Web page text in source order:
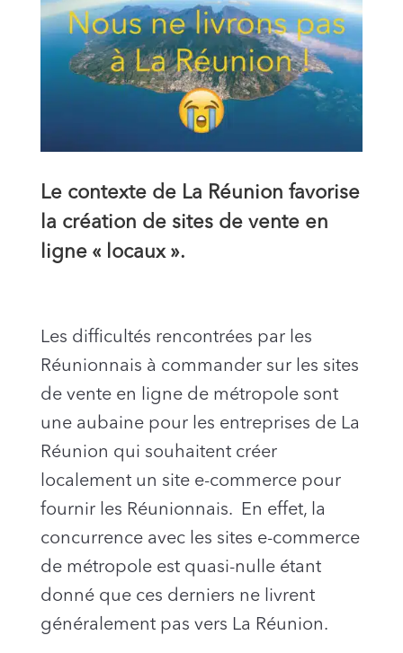
Le contexte de La Réunion favorise
la création de sites de vente en
ligne « locaux ».
Les difficultés rencontrées par les
Réunionnais à commander sur les sites
de vente en ligne de métropole sont
une aubaine pour les entreprises de La
Réunion qui souhaitent créer
localement un site e-commerce pour
fournir les Réunionnais. En effet, la
concurrence avec les sites e-commerce
de métropole est quasi-nulle étant
donné que ces derniers ne livrent
généralement pas vers La Réunion.